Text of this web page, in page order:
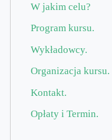
W jakim celu?
Program kursu.
Wykładowcy.
Organizacja kursu.
Kontakt.
Opłaty i Termin.